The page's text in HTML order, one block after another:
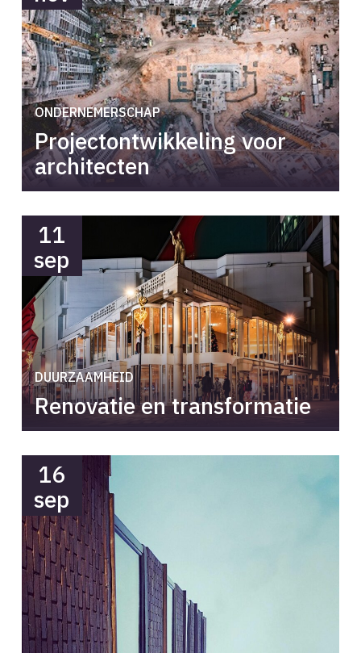
ONDERNEMERSCHAP
Projectontwikkeling voor
architecten
11
sep
DUURZAAMHEID
Renovatie en transformatie
16
sep